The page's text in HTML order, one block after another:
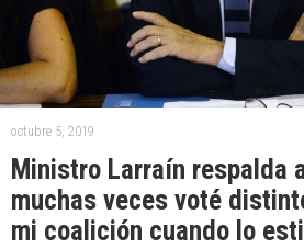
octubre 5, 2019
Ministro Larraín respalda
muchas veces voté
mi coalición cuando lo